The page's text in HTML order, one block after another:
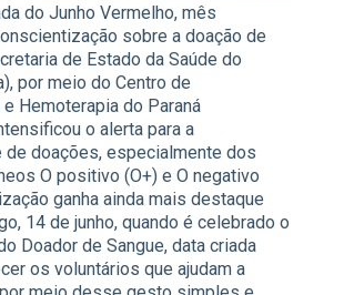
do Junho Vermelho, mês
sobre a doação de
de Estado da Saúde do
por meio do Centro de
Hemoterapia do Paraná
o alerta para a
de doações, especialmente dos
O positivo (O+) e O negativo
ganha ainda mais destaque
14 de junho, quando é celebrado o
Doador de Sangue, data criada
os voluntários que ajudam a